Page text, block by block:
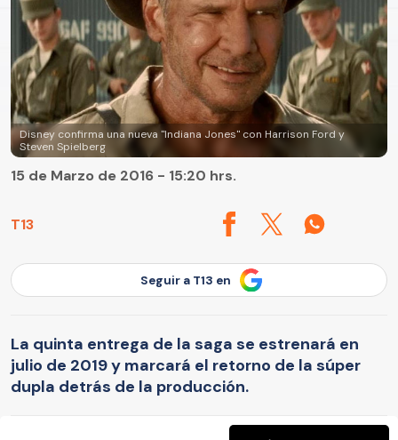
Disney confirma una nueva "Indiana Jones" con Harrison Ford y
Steven Spielberg
T13
15 de Marzo de 2016 - 15:20 hrs.
Seguir a T13 en
La quinta entrega de la saga se estrenará en
julio de 2019 y marcará el retorno de la súper
dupla detrás de la producción.